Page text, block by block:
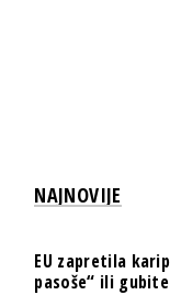
NAJNOVIJE
EU zapretila
pasoše“ ili